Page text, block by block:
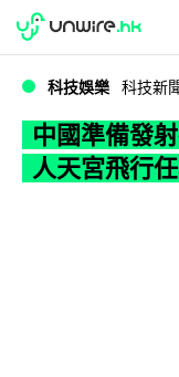
WWDC 2026
科技娛樂 科技新
中國準備發
人天宮飛行